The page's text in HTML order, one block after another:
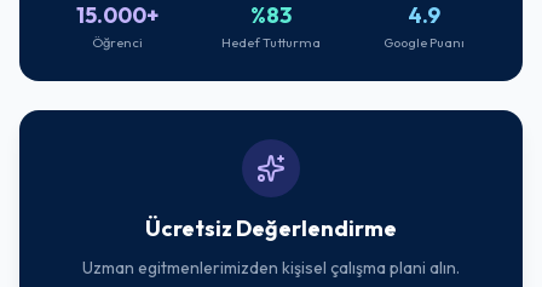
15.000+
Öğrenci
%83
Hedef Tutturma
4.9
Google Puanı
Ücretsiz Değerlendirme
Uzman egitmenlerimizden kişisel çalışma plani alın.